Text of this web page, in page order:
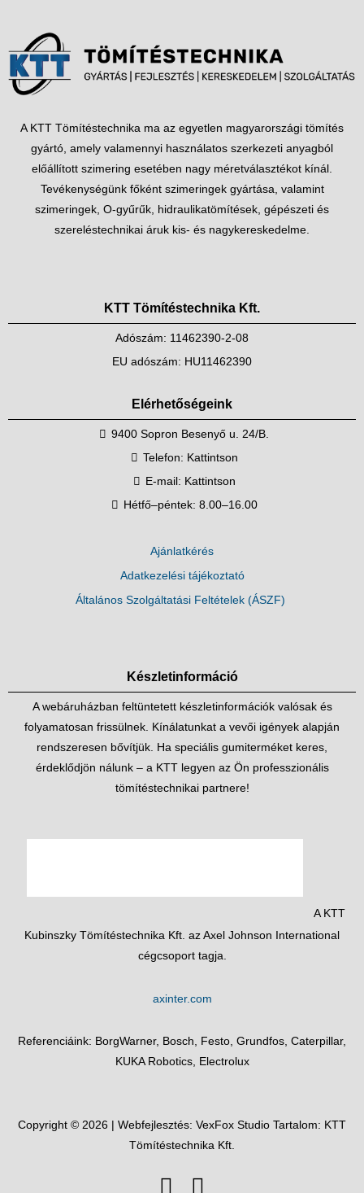
A KTT Tömítéstechnika ma az egyetlen magyarországi tömítés
gyártó, amely valamennyi használatos szerkezeti anyagból
előállított szimering esetében nagy méretválasztékot kínál.
Tevékenységünk főként szimeringek gyártása, valamint
szimeringek, O-gyűrűk, hidraulikatömítések, gépészeti és
szereléstechnikai áruk kis- és nagykereskedelme.
KTT Tömítéstechnika Kft.
Adószám: 11462390-2-08
EU adószám: HU11462390
Elérhetőségeink
9400 Sopron Besenyő u. 24/B.
Telefon: Kattintson
E-mail: Kattintson
Hétfő–péntek: 8.00–16.00
Ajánlatkérés
Adatkezelési tájékoztató
Általános Szolgáltatási Feltételek (ÁSZF)
Készletinformáció
A webáruházban feltüntetett készletinformációk valósak és
folyamatosan frissülnek. Kínálatunkat a vevői igények alapján
rendszeresen bővítjük. Ha speciális gumiterméket keres,
érdeklődjön nálunk – a KTT legyen az Ön professzionális
tömítéstechnikai partnere!
A KTT
Kubinszky Tömítéstechnika Kft. az Axel Johnson International
cégcsoport tagja.
axinter.com
Referenciáink: BorgWarner, Bosch, Festo, Grundfos, Caterpillar,
KUKA Robotics, Electrolux
Copyright © 2026 | Webfejlesztés: VexFox Studio Tartalom: KTT
Tömítéstechnika Kft.